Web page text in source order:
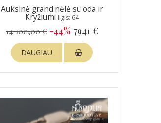
Auksinė grandinėlė su oda ir
Kryžiumi Ilgis: 64
14 100,00 € -44% 7941 €
DAUGIAU